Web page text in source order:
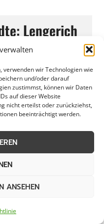
verwenden wir Technologien wie
und/oder darauf
zustimmst, können wir Daten
auf dieser Website
nicht erteilst oder zurückziehst,
beeinträchtigt werden.
ANSEHEN
Lengerich
Hilfe
in unerwarteten
und
sind essenziell.
und